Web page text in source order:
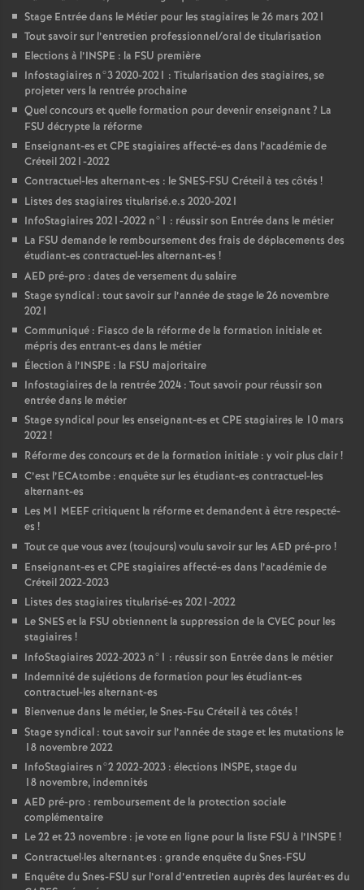
Stage Entrée dans le Métier pour les stagiaires le 26 mars 2021
Tout savoir sur l’entretien professionnel/oral de titularisation
Elections à l’INSPE : la FSU première
Infostagiaires n°3 2020-2021 : Titularisation des stagiaires, se
projeter vers la rentrée prochaine
Quel concours et quelle formation pour devenir enseignant? La
FSU décrypte la réforme
Enseignant-es etCPE stagiaires affecté-es dans l’académie de
Créteil 2021-2022
Contractuel-les alternant-es : leSNES-FSU Créteil à tes côtés !
Listes des stagiaires titularisé.e.s 2020-2021
InfoStagiaires 2021-2022 n°1 : réussir son Entrée dans le métier
La FSU demande le remboursement des frais de déplacements des
étudiant-es contractuel-les alternant-es !
AED pré-pro : dates de versement du salaire
Stage syndical : tout savoir sur l’année de stage le 26 novembre
2021
Communiqué : Fiasco de la réforme de la formation initiale et
mépris des entrant-es dans le métier
Élection à l’INSPE : la FSU majoritaire
Infostagiaires de la rentrée 2024 : Tout savoir pour réussir son
entrée dans le métier
Stage syndical pour les enseignant-es etCPE stagiaires le 10 mars
2022!
Réforme des concours et de la formation initiale : y voir plus clair!
C’est l’ECAtombe : enquête sur les étudiant-es contractuel-les
alternant-es
Les M1 MEEFcritiquent la réforme et demandent à être respecté-
es !
Tout ce que vous avez (toujours) voulu savoir sur les AED pré-pro !
Enseignant-es etCPE stagiaires affecté-es dans l’académie de
Créteil 2022-2023
Listes des stagiaires titularisé-es 2021-2022
LeSNESet la FSU obtiennent la suppression de la CVEC pour les
stagiaires !
InfoStagiaires 2022-2023 n°1 : réussir son Entrée dans le métier
Indemnité de sujétions de formation pour les étudiant-es
contractuel-les alternant-es
Bienvenue dans le métier, le Snes-Fsu Créteil à tes côtés !
Stage syndical : tout savoir sur l’année de stage et les mutations le
18 novembre 2022
InfoStagiaires n°2 2022-2023 : élections INSPE, stage du
18 novembre, indemnités
AED pré-pro : remboursement de la protection sociale
complémentaire
Le 22 et 23 novembre : je vote en ligne pour la liste FSU à l’INSPE !
Contractuel·les alternant·es : grande enquête du Snes-FSU
Enquête du Snes-FSU sur l’oral d’entretien auprès des lauréat•es du